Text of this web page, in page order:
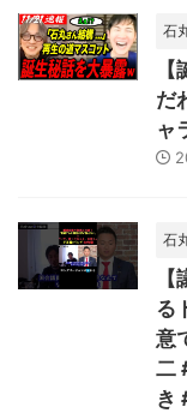
石
だ
ャ
石
る
意
二
き